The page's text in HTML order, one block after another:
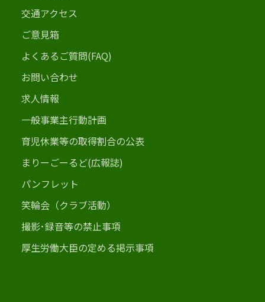
交通アクセス
ご意見箱
よくあるご質問(FAQ)
お問い合わせ
求人情報
一般事業主行動計画
育児休業等の取得割合の公表
まりーごーるど(広報誌)
パンフレット
笑輪会（クラブ活動）
撮影･録音等の禁止事項
厚生労働大臣の定める掲示事項